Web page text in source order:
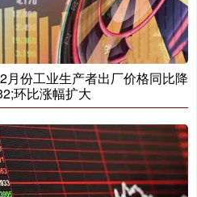
份工业生产者出厂价格同比降
环比涨幅扩大